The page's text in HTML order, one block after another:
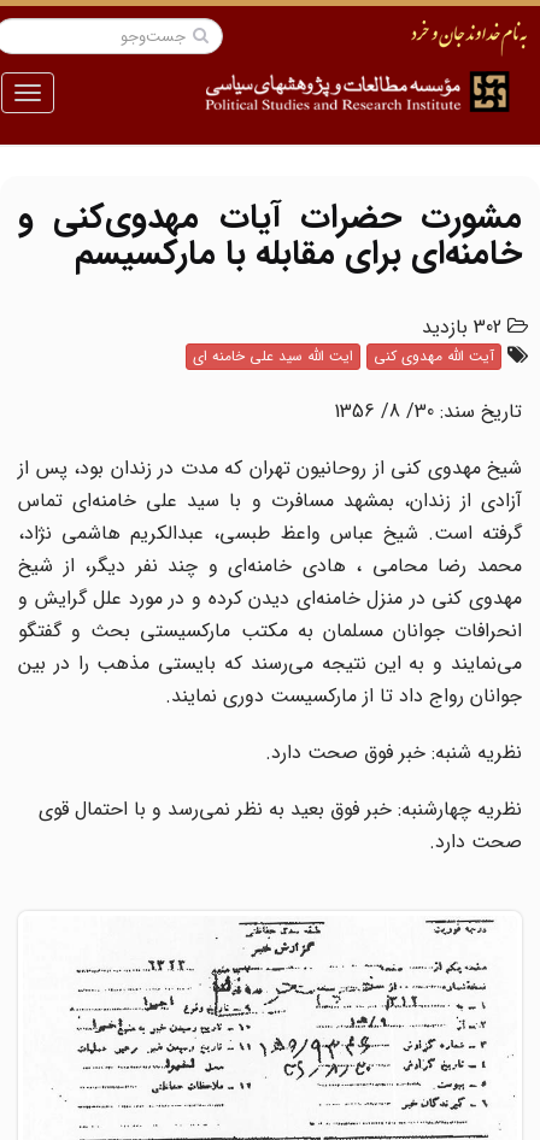
منو
مشورت حضرات آیات مهدوی‌کنی و
خامنه‌ای برای مقابله با مارکسیسم
302 بازدید
آیت الله مهدوی کنی ایت الله سید علی خامنه ای
تاریخ سند:‌ 30/ 8/ 1356
شیخ مهدوی کنی از روحانیون تهران که مدت در زندان بود، پس از
آزادی از زندان، بمشهد مسافرت و با سید علی خامنه‌ای تماس
گرفته است. شیخ عباس واعظ طبسی، عبدالکریم هاشمی نژاد،
محمد رضا محامی ، هادی خامنه‌ای و چند نفر دیگر، از شیخ
مهدوی کنی در منزل خامنه‌ای دیدن کرده و در مورد علل گرایش و
انحرافات جوانان مسلمان به مکتب مارکسیستی بحث و گفتگو
می‌نمایند و به این نتیجه می‌رسند که بایستی مذهب را در بین
جوانان رواج داد تا از مارکسیست دوری نمایند.
نظریه شنبه: خبر فوق صحت دارد.
نظریه چهارشنبه: خبر فوق بعید به نظر نمی‌رسد و با احتمال قوی
صحت دارد.